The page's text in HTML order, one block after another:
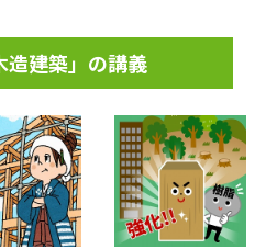
造建築」の講義